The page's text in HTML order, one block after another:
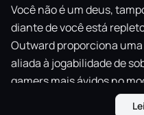
Você não é um deus,
diante de você está
Outward proporciona
aliada à jogabilidade de
gamers mais ávidos no